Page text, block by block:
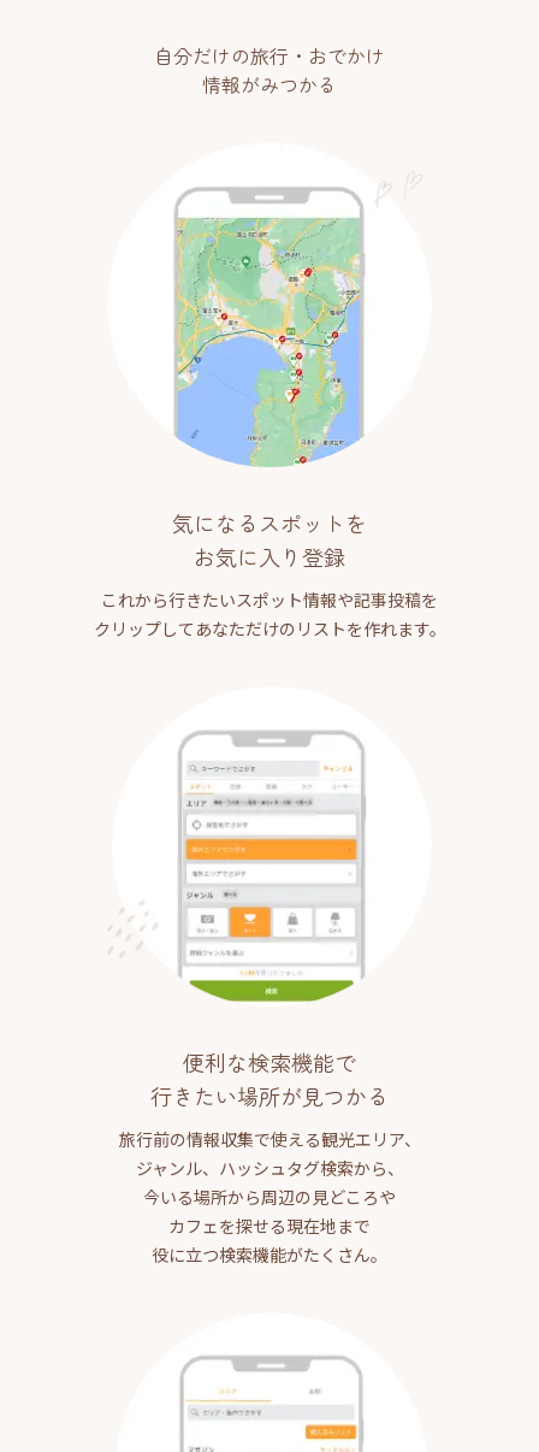
自分だけの旅行・おでかけ
情報がみつかる
気になるスポットを
お気に入り登録
これから行きたいスポット情報や記事投稿を
クリップしてあなただけのリストを作れます。
便利な検索機能で
行きたい場所が見つかる
旅行前の情報収集で使える観光エリア、
ジャンル、ハッシュタグ検索から、
今いる場所から周辺の見どころや
カフェを探せる現在地まで
役に立つ検索機能がたくさん。